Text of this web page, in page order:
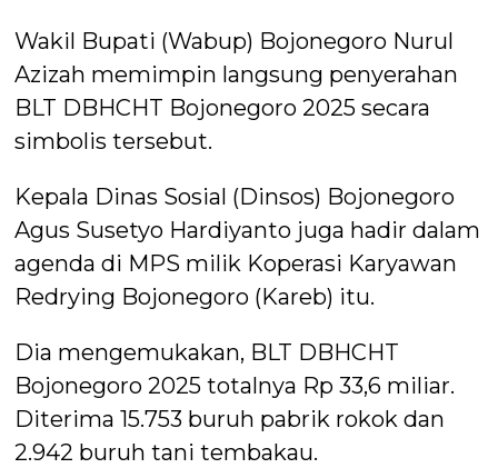
Wakil Bupati (Wabup) Bojonegoro Nurul
Azizah memimpin langsung penyerahan
BLT DBHCHT Bojonegoro 2025 secara
simbolis tersebut.
Kepala Dinas Sosial (Dinsos) Bojonegoro
Agus Susetyo Hardiyanto juga hadir dalam
agenda di MPS milik Koperasi Karyawan
Redrying Bojonegoro (Kareb) itu.
Dia mengemukakan, BLT DBHCHT
Bojonegoro 2025 totalnya Rp 33,6 miliar.
Diterima 15.753 buruh pabrik rokok dan
2.942 buruh tani tembakau.